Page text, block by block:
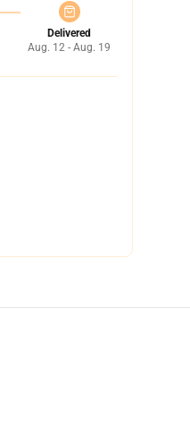
Delivered
Aug. 12 - Aug. 19